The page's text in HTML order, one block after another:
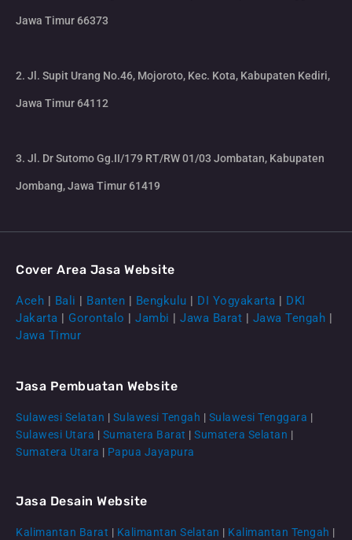
Jawa Timur 66373
2. Jl. Supit Urang No.46, Mojoroto, Kec. Kota, Kabupaten Kediri,
Jawa Timur 64112
3. Jl. Dr Sutomo Gg.II/179 RT/RW 01/03 Jombatan, Kabupaten
Jombang, Jawa Timur 61419
Cover Area Jasa Website
Aceh | Bali | Banten | Bengkulu | DI Yogyakarta | DKI
Jakarta | Gorontalo | Jambi | Jawa Barat | Jawa Tengah |
Jawa Timur
Jasa Pembuatan Website
Sulawesi Selatan | Sulawesi Tengah | Sulawesi Tenggara |
Sulawesi Utara | Sumatera Barat | Sumatera Selatan |
Sumatera Utara | Papua Jayapura
Jasa Desain Website
Kalimantan Barat | Kalimantan Selatan | Kalimantan Tengah |